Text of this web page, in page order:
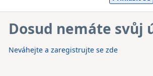
Dosud nemáte svůj
Neváhejte a zaregistrujte se zde